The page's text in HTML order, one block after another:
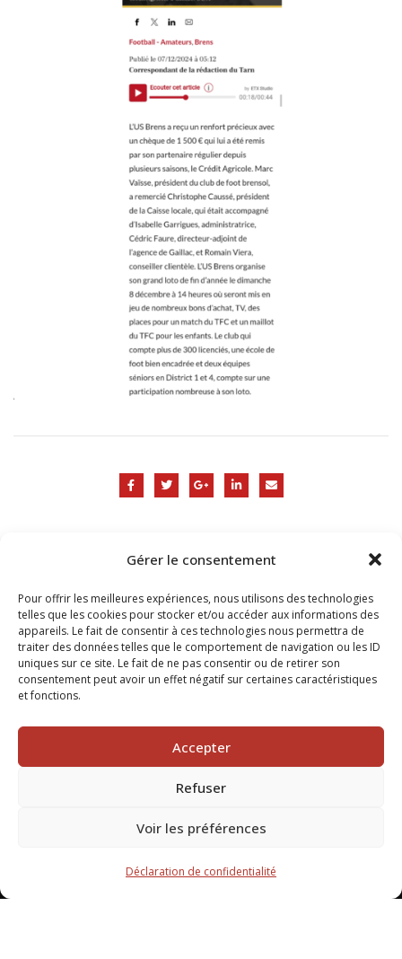
Gérer le consentement
Pour offrir les meilleures expériences, nous utilisons des technologies
telles que les cookies pour stocker et/ou accéder aux informations des
appareils. Le fait de consentir à ces technologies nous permettra de
traiter des données telles que le comportement de navigation ou les ID
uniques sur ce site. Le fait de ne pas consentir ou de retirer son
consentement peut avoir un effet négatif sur certaines caractéristiques
et fonctions.
Accepter
Refuser
Voir les préférences
Déclaration de confidentialité